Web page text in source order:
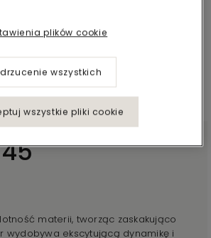
materii, tworząc zaskakująco
wydobywa ekscytującą dynamikę i
plików cookie
wszystkich
wszystkie pliki cookie